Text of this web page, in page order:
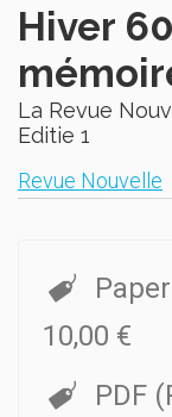
Hiver
La Revue
Editie 1
Revue Nouvelle
10,00 €
PDF